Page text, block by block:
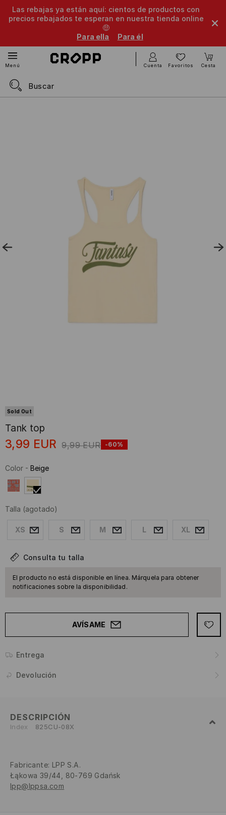
Las rebajas ya están aquí: cientos de productos con
precios rebajados te esperan en nuestra tienda online
🤑
Para ella
Para él
Menú Cuenta Favoritos Cesta
Sold Out
Tank top
3,99 EUR 9,99 EUR -60%
Color - Beige
Talla (agotado)
XS S M L XL
Consulta tu talla
El producto no está disponible en línea. Márquela para obtener
notificaciones sobre la disponibilidad.
AVÍSAME
Entrega
Devolución
DESCRIPCIÓN
Index 825CU-08X
Fabricante: LPP S.A.
Łąkowa 39/44, 80-769 Gdańsk
lpp@lppsa.com